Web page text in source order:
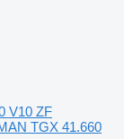
V10 ZF
TGX 41.660